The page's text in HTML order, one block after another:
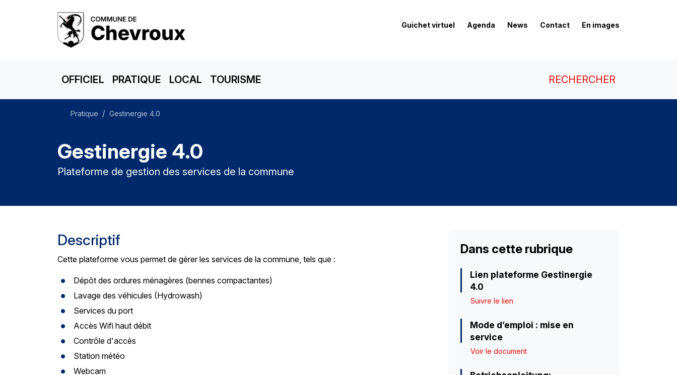
Guichet virtuel Agenda News Contact En images
OFFICIEL PRATIQUE LOCAL TOURISME RECHERCHER
Pratique Gestinergie 4.0
Gestinergie 4.0
Plateforme de gestion des services de la commune
Descriptif
Cette plateforme vous permet de gérer les services de la commune, tels que :
Dépôt des ordures ménagères (bennes compactantes)
Lavage des véhicules (Hydrowash)
Services du port
Accès Wifi haut débit
Contrôle d'accès
Station météo
Webcam
Dans cette rubrique
Lien plateforme Gestinergie
4.0
Suivre le lien
Mode d’emploi : mise en
service
Voir le document